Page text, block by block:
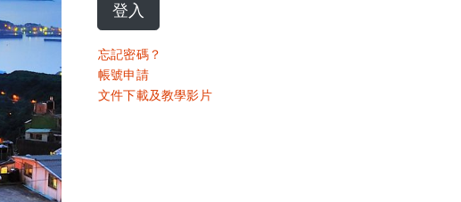
登入
忘記密碼？
帳號申請
文件下載及教學影片